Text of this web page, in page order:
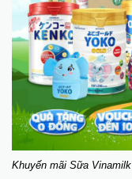
Khuyến mãi Sữa